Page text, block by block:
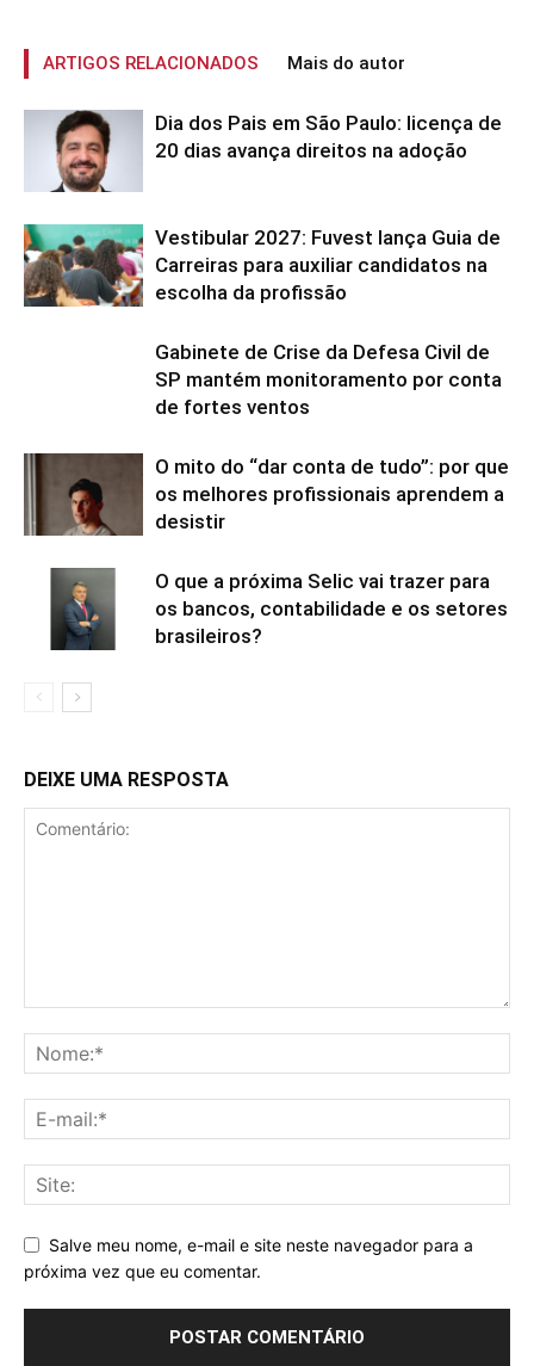
ARTIGOS RELACIONADOS Mais do autor
Dia dos Pais em São Paulo: licença de
20 dias avança direitos na adoção
Vestibular 2027: Fuvest lança Guia de
Carreiras para auxiliar candidatos na
escolha da profissão
Gabinete de Crise da Defesa Civil de
SP mantém monitoramento por conta
de fortes ventos
O mito do “dar conta de tudo”: por que
os melhores profissionais aprendem a
desistir
O que a próxima Selic vai trazer para
os bancos, contabilidade e os setores
brasileiros?
DEIXE UMA RESPOSTA
Salve meu nome, e-mail e site neste navegador para a
próxima vez que eu comentar.